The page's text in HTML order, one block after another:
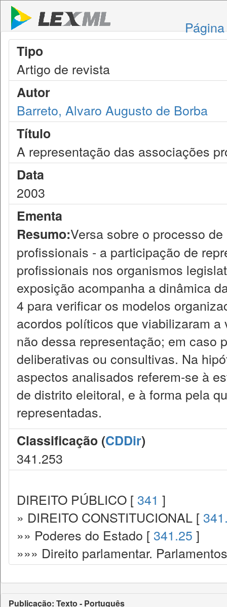
Tipo
Artigo de revista
Autor
Barreto, Alvaro Augusto de Borba
Título
A representação das associações
Data
2003
Ementa
Resumo:Versa sobre o processo
profissionais - a participação de
profissionais nos organismos
exposição acompanha a dinâmica
4 para verificar os modelos
acordos políticos que viabilizaram
não dessa representação; em caso
deliberativas ou consultivas. Na
aspectos analisados referem-se à
de distrito eleitoral, e à forma pela
representadas.
Classificação (CDDir)
341.253
DIREITO PÚBLICO [ 341 ]
» DIREITO CONSTITUCIONAL [
»» Poderes do Estado [ 341.25 ]
»»» Direito parlamentar.
Publicação: Texto - Português